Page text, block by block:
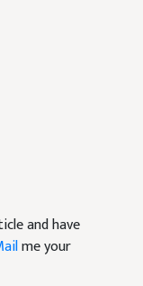
and have
me your